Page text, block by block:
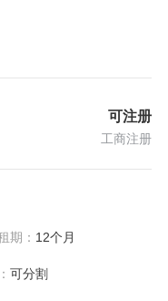
可注册
工商注册
期： 12个月
可分割